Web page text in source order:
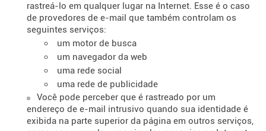
rastreá-lo em qualquer lugar na Internet. Esse é o caso
de provedores de e-mail que também controlam os
seguintes serviços:
um motor de busca
um navegador da web
uma rede social
uma rede de publicidade
Você pode perceber que é rastreado por um
endereço de e-mail intrusivo quando sua identidade é
exibida na parte superior da página em outros serviços,